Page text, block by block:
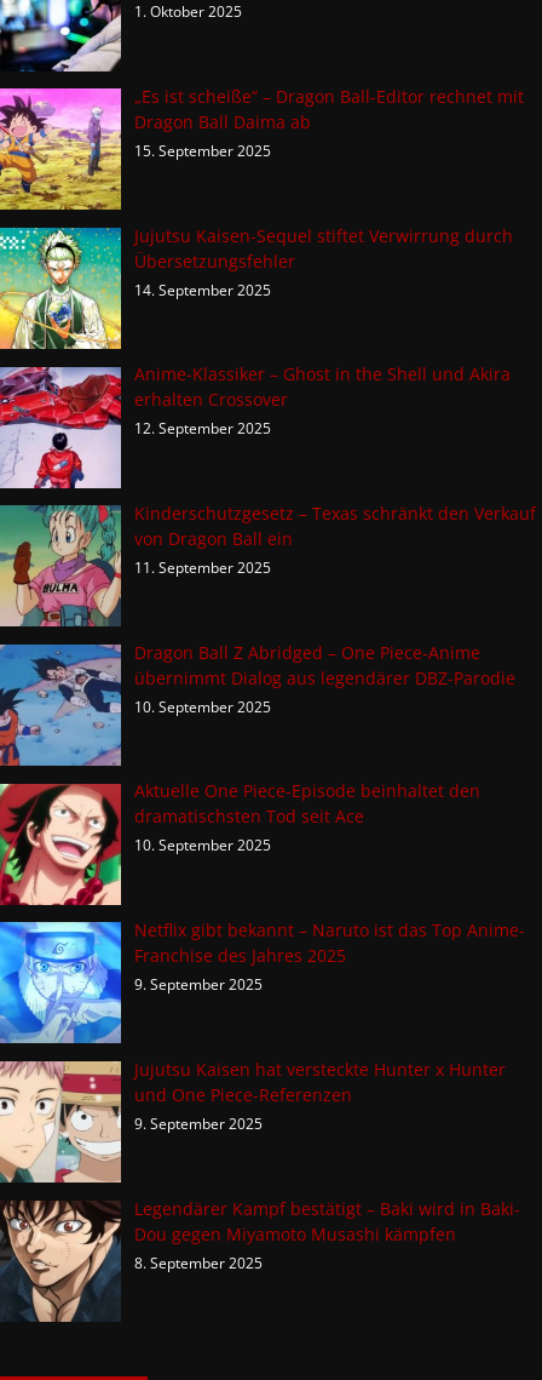
1. Oktober 2025
„Es ist scheiße“ – Dragon Ball-Editor rechnet mit
Dragon Ball Daima ab
15. September 2025
Jujutsu Kaisen-Sequel stiftet Verwirrung durch
Übersetzungsfehler
14. September 2025
Anime-Klassiker – Ghost in the Shell und Akira
erhalten Crossover
12. September 2025
Kinderschutzgesetz – Texas schränkt den Verkauf
von Dragon Ball ein
11. September 2025
Dragon Ball Z Abridged – One Piece-Anime
übernimmt Dialog aus legendärer DBZ-Parodie
10. September 2025
Aktuelle One Piece-Episode beinhaltet den
dramatischsten Tod seit Ace
10. September 2025
Netflix gibt bekannt – Naruto ist das Top Anime-
Franchise des Jahres 2025
9. September 2025
Jujutsu Kaisen hat versteckte Hunter x Hunter
und One Piece-Referenzen
9. September 2025
Legendärer Kampf bestätigt – Baki wird in Baki-
Dou gegen Miyamoto Musashi kämpfen
8. September 2025